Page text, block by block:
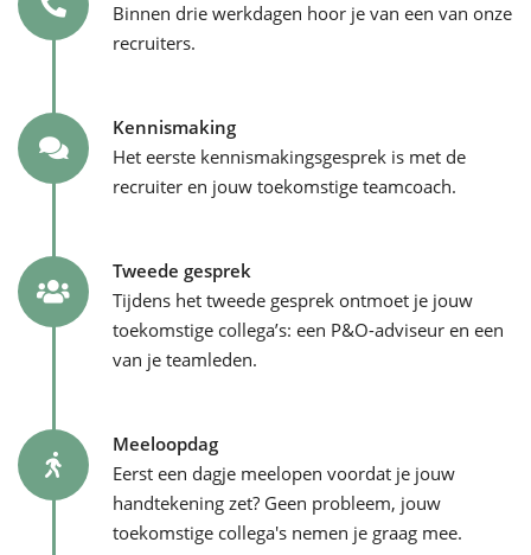
Binnen drie werkdagen hoor je van een van onze
recruiters.
Kennismaking
Het eerste kennismakingsgesprek is met de
recruiter en jouw toekomstige teamcoach.
Tweede gesprek
Tijdens het tweede gesprek ontmoet je jouw
toekomstige collega’s: een P&O-adviseur en een
van je teamleden.
Meeloopdag
Eerst een dagje meelopen voordat je jouw
handtekening zet? Geen probleem, jouw
toekomstige collega's nemen je graag mee.